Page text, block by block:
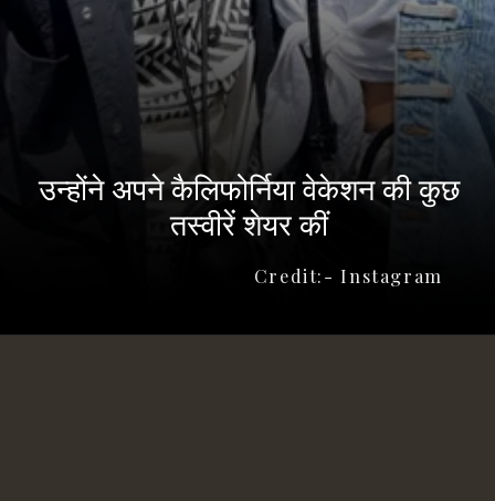
Credit:- Instagram
उन्होंने अपने कैलिफोर्निया वेकेशन की कुछ
तस्वीरें शेयर कीं